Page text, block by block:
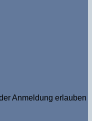
Anmeldung erlauben